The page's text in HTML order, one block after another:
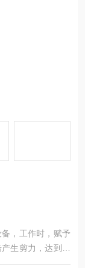
，工作时，赋予
生剪力，达到分
与研磨媒体分离